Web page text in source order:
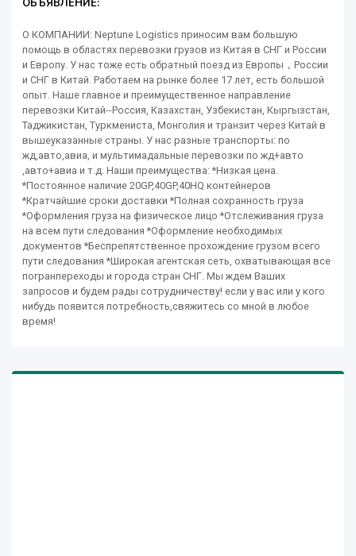
ОБЪЯВЛЕНИЕ:
О КОМПАНИИ: Neptune Logistics приносим вам большую
помощь в областях перевозки грузов из Китая в СНГ и России
и Европу. У нас тоже есть обратный поезд из Европы，России
и СНГ в Китай. Работаем на рынке более 17 лет, есть большой
опыт. Наше главное и преимущественное направление
перевозки Китай--Россия, Казахстан, Узбекистан, Кыргызстан,
Таджикистан, Туркмениста, Монголия и транзит через Китай в
вышеуказанные страны. У нас разные транспорты: по
жд,авто,авиа, и мультимадальные перевозки по жд+авто
,авто+авиа и т.д. Наши преимущества: *Низкая цена.
*Постоянное наличие 20GP,40GP,40HQ контейнеров
*Кратчайшие сроки доставки *Полная сохранность груза
*Оформления груза на физическое лицо *Отслеживания груза
на всем пути следования *Оформление необходимых
документов *Беспрепятственное прохождение грузом всего
пути следования *Широкая агентская сеть, охватывающая все
погранпереходы и города стран СНГ. Мы ждем Ваших
запросов и будем рады сотрудничеству! если у вас или у кого
нибудь появится потребность,свяжитесь со мной в любое
время!